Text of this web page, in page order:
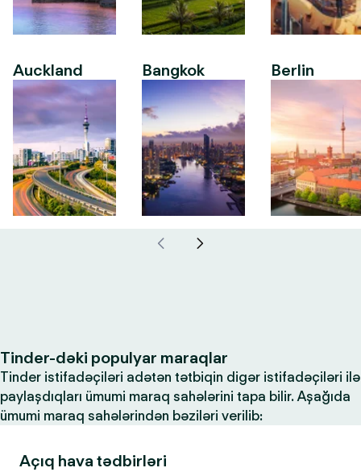
Auckland Bangkok Berlin
Tinder-dəki populyar maraqlar
Tinder istifadəçiləri adətən tətbiqin digər istifadəçiləri ilə
paylaşdıqları ümumi maraq sahələrini tapa bilir. Aşağıda
ümumi maraq sahələrindən bəziləri verilib:
Açıq hava tədbirləri